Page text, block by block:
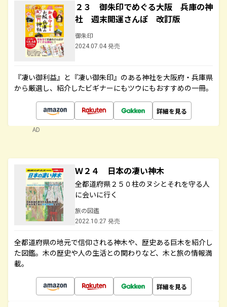
２３ 御朱印でめぐる大阪 兵庫の神
社 週末開運さんぽ 改訂版
御朱印
2024.07.04 発売
『凄い御利益』と『凄い御朱印』のある神社を大阪府・兵庫県
から厳選し、紹介したビギナーにもツウにもおすすめの一冊。
詳細を見る
AD
Ｗ２４ 日本の凄い神木
全都道府県２５０柱のヌシとそれを守る人
に会いに行く
旅の図鑑
2022.10.27 発売
全都道府県の地元で信仰される神木や、歴史ある巨木を紹介し
た図鑑。木の歴史や人の生活との関わりなど、木と旅の情報満
載。
詳細を見る